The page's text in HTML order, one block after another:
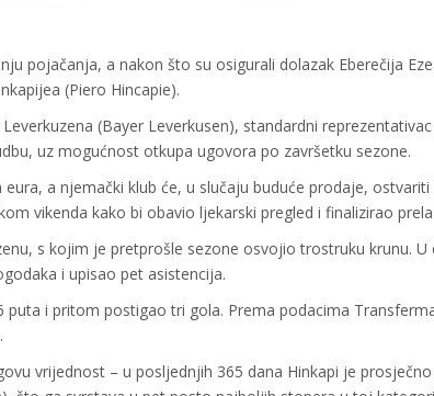
pojačanja, a nakon što su osigurali dolazak Eberečija
(Piero Hincapie).
(Bayer Leverkusen), standardni
uz mogućnost otkupa ugovora po završetku sezone.
a njemački klub će, u slučaju buduće prodaje,
vikenda kako bi obavio ljekarski pregled i finalizirao
s kojim je pretprošle sezone osvojio trostruku krunu.
i upisao pet asistencija.
puta i pritom postigao tri gola. Prema podacima
vrijednost – u posljednjih 365 dana Hinkapi je